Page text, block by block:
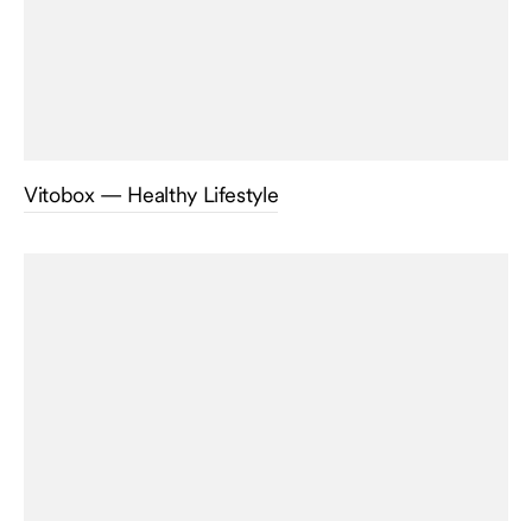
Vitobox — Healthy Lifestyle